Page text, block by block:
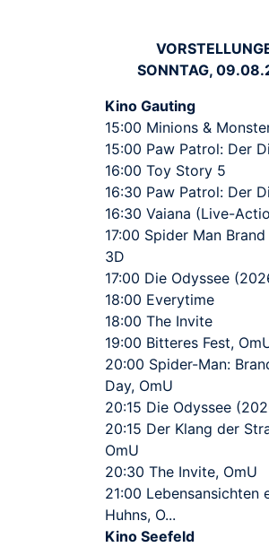
SONNTAG,
Kino Gauting
15:00 Minions &
15:00 Paw Patrol: Der
16:00 Toy Story 5
16:30 Paw Patrol: Der
16:30 Vaiana (Live-
17:00 Spider Man
3D
17:00 Die Odyssee
18:00 Everytime
18:00 The Invite
19:00 Bitteres Fest,
20:00 Spider-Man:
Day, OmU
20:15 Die Odyssee
20:15 Der Klang der
OmU
20:30 The Invite, OmU
21:00 Lebensansichten
Huhns, O...
Kino Seefeld